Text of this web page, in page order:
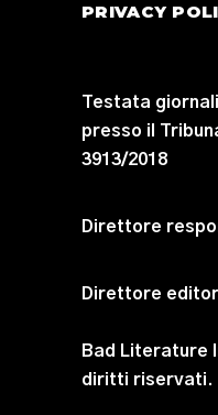
PRIVACY
Testata
presso il
3913/2018
Direttore
Direttore
Bad Literature
diritti riservati.